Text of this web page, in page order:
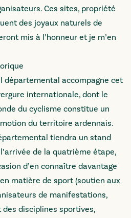
Ces sites, propriété
des joyaux naturels de
mis à l’honneur et je m’en
départemental accompagne cet
internationale, dont le
du cyclisme constitue un
du territoire ardennais.
tiendra un stand
de la quatrième étape,
d’en connaître davantage
matière de sport (soutien aux
de manifestations,
disciplines sportives,